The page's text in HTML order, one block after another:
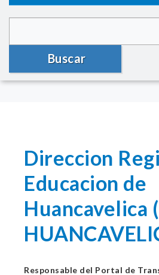
Buscar
Direccion
Educacion de
Huancavelica
Responsable del Portal de